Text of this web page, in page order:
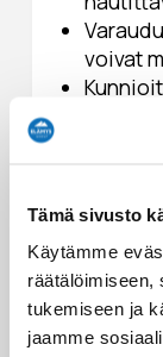
Tämä sivusto
Käytämme
räätälöimiseen,
tukemiseen ja
jaamme
voivat
Mitä